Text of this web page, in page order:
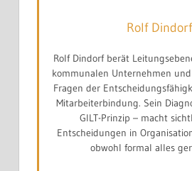
Rolf Dindorf
Rolf Dindorf berät
kommunalen Unternehmen
Fragen der
Mitarbeiterbindung. Sein
GILT-Prinzip – macht
Entscheidungen in
obwohl formal alles